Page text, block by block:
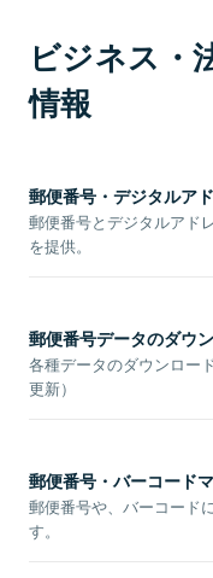
ビジネス・
情報
郵便番号・デジタルア
郵便番号とデジタルアド
を提供。
郵便番号データのダウ
各種データのダウンロー
更新）
郵便番号・バーコード
郵便番号や、バーコード
す。